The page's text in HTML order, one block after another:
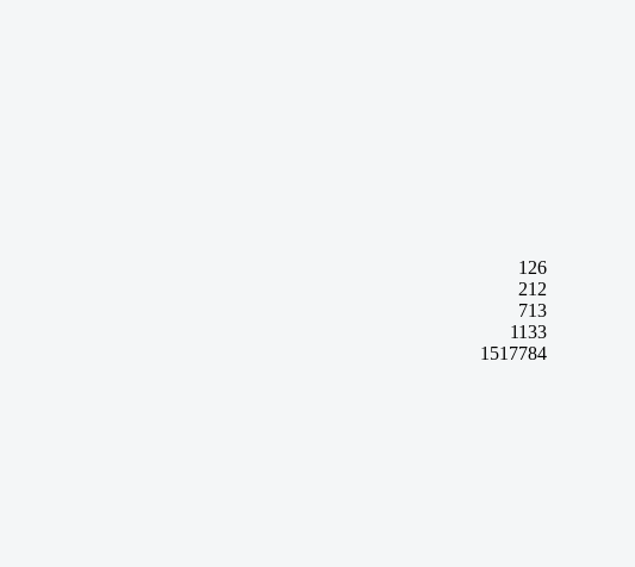
126
212
713
1133
1517784